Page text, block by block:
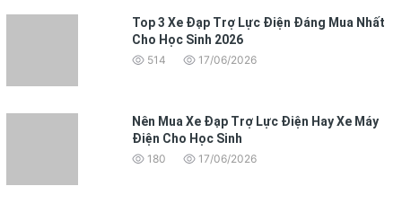
Top 3 Xe Đạp Trợ Lực Điện Đáng Mua Nhất
Cho Học Sinh 2026
514 17/06/2026
Nên Mua Xe Đạp Trợ Lực Điện Hay Xe Máy
Điện Cho Học Sinh
180 17/06/2026